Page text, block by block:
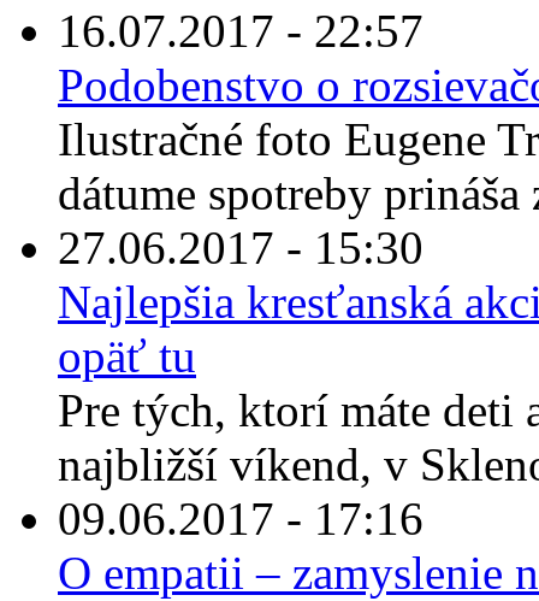
16.07.2017 - 22:57
Podobenstvo o
Ilustračné foto Eugene
dátume spotreby prináša
27.06.2017 - 15:30
Najlepšia kresťanská
opäť tu
Pre tých, ktorí máte deti
najbližší víkend, v
09.06.2017 - 17:16
O empatii – zamyslenie